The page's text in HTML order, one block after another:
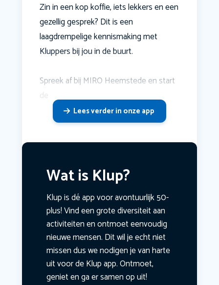
Zin in een kop koffie, iets lekkers en een
gezellig gesprek? Dit is een
laagdrempelige kennismaking met
Kluppers bij jou in de buurt.
Spreek af bij MIRO Heemstede en start
de
Lees verder in onze app
Wat is Klup?
Klup is dé app voor avontuurlijk 50-
plus! Vind een grote diversiteit aan
activiteiten en ontmoet eenvoudig
nieuwe mensen. Dit wil je echt niet
missen dus we nodigen je van harte
uit voor de Klup app. Ontmoet,
geniet en ga er samen op uit!